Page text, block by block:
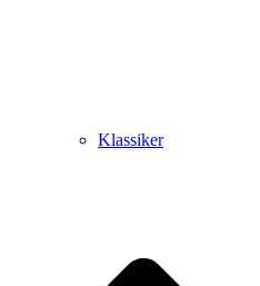
Klassiker